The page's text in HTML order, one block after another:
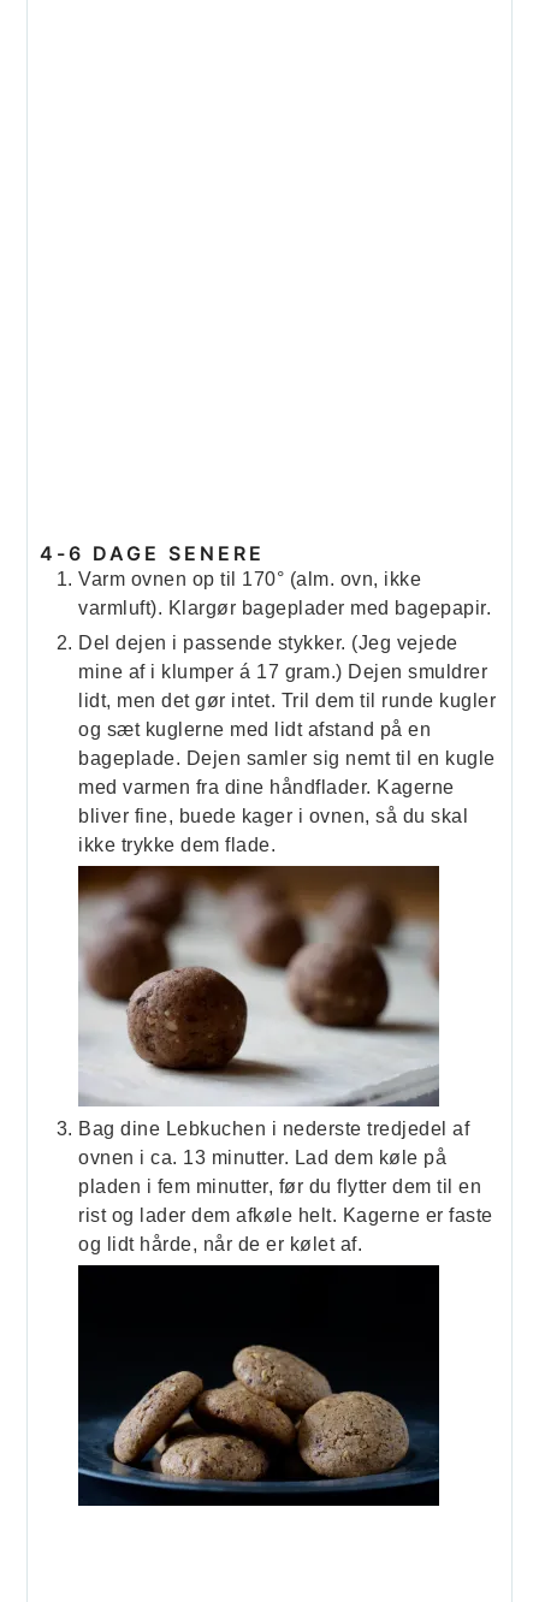
4-6 DAGE SENERE
Varm ovnen op til 170° (alm. ovn, ikke
varmluft). Klargør bageplader med bagepapir.
Del dejen i passende stykker. (Jeg vejede
mine af i klumper á 17 gram.) Dejen smuldrer
lidt, men det gør intet. Tril dem til runde kugler
og sæt kuglerne med lidt afstand på en
bageplade. Dejen samler sig nemt til en kugle
med varmen fra dine håndflader. Kagerne
bliver fine, buede kager i ovnen, så du skal
ikke trykke dem flade.
Bag dine Lebkuchen i nederste tredjedel af
ovnen i ca. 13 minutter. Lad dem køle på
pladen i fem minutter, før du flytter dem til en
rist og lader dem afkøle helt. Kagerne er faste
og lidt hårde, når de er kølet af.